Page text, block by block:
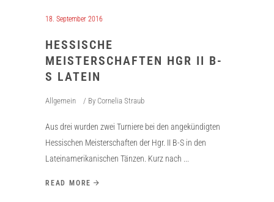
18. September 2016
HESSISCHE
MEISTERSCHAFTEN HGR II B-
S LATEIN
Allgemein By Cornelia Straub
Aus drei wurden zwei Turniere bei den angekündigten
Hessischen Meisterschaften der Hgr. II B-S in den
Lateinamerikanischen Tänzen. Kurz nach
READ MORE